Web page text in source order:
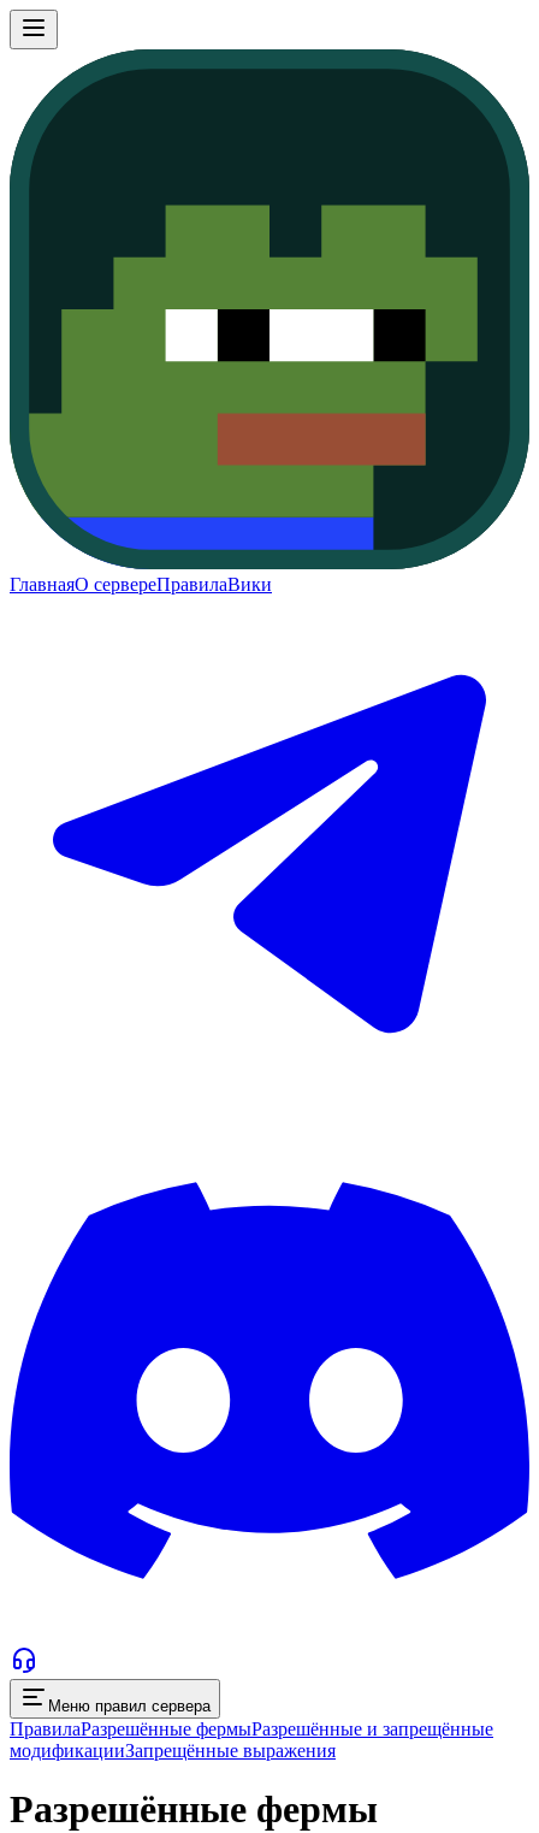
ГлавнаяО сервереПравилаВики
Меню правил сервера
ПравилаРазрешённые фермыРазрешённые и запрещённые
модификацииЗапрещённые выражения
Разрешённые фермы